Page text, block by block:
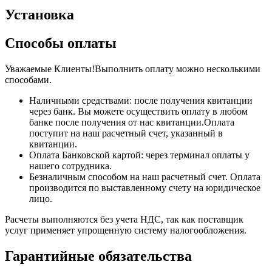
Установка
Способы оплаты
Уважаемые Клиенты!Выполнить оплату можно несколькими
способами.
Наличными средствами: после получения квитанции
через банк. Вы можете осуществить оплату в любом
банке после получения от нас квитанции.Оплата
поступит на наш расчетный счет, указанный в
квитанции.
Оплата Банковской картой: через терминал оплаты у
нашего сотрудника.
Безналичным способом на наш расчетный счет. Оплата
производится по выставленному счету на юридическое
лицо.
Расчеты выполняются без учета НДС, так как поставщик
услуг применяет упрощенную систему налогообложения.
Гарантийные обязательства